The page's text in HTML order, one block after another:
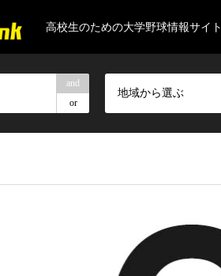
高校生のための大学野球情報サイト
and
or
地域から選ぶ